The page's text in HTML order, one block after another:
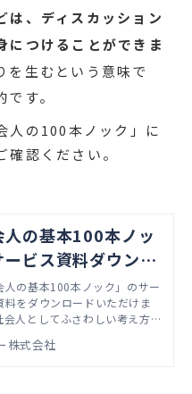
は、ディスカッション
につけることができま
を生むという意味で
す。
人の100本ノック」に
認ください。
人の基本100本ノッ
ービス資料ダウンロ
人の基本100本ノック」のサー
料をダウンロードいただけま
会人としてふさわしい考え方や
株式会社